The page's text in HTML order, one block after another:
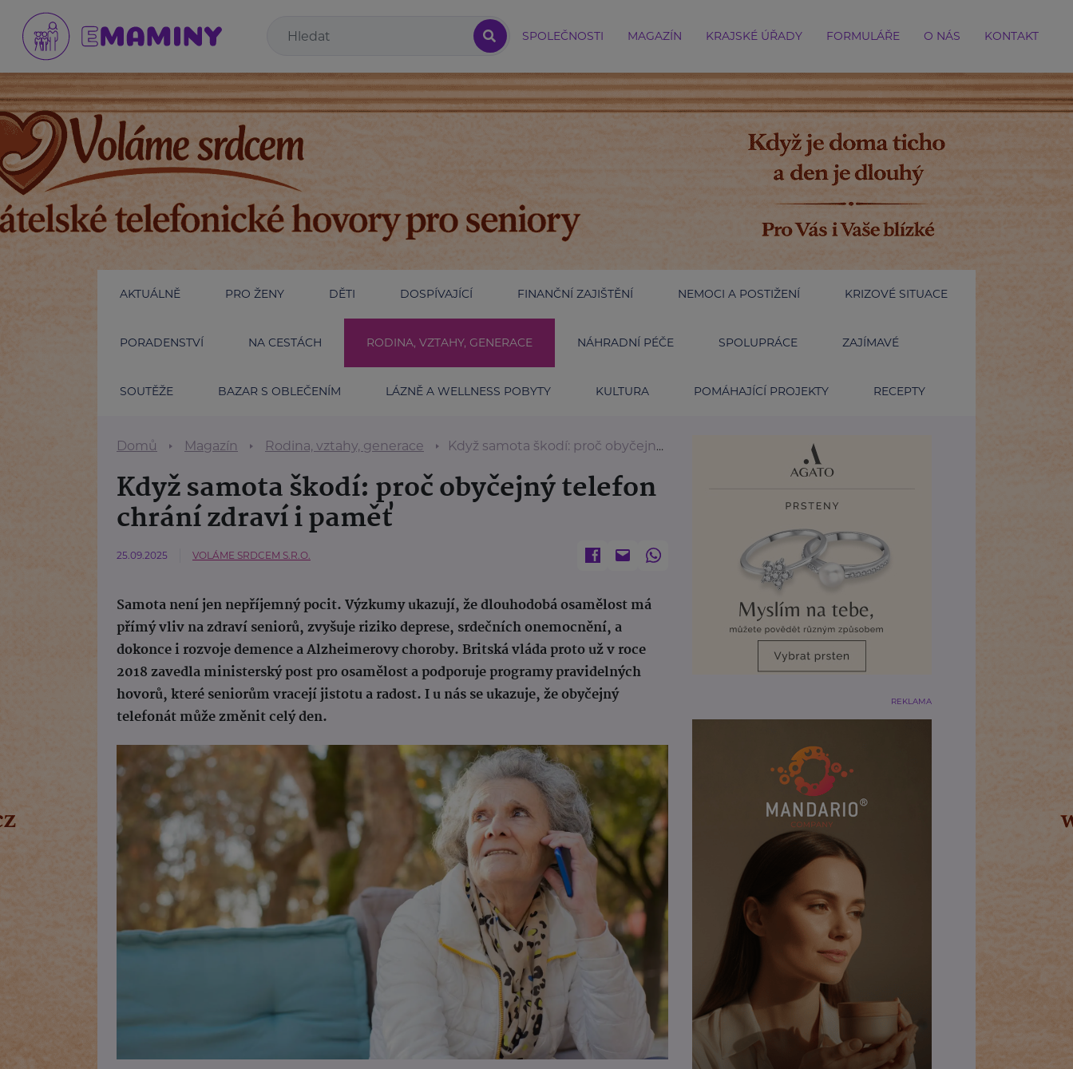
SPOLEČNOSTI MAGAZÍN KRAJSKÉ ÚŘADY FORMULÁŘE O NÁS KONTAKT
AKTUÁLNĚ PRO ŽENY DĚTI DOSPÍVAJÍCÍ FINANČNÍ ZAJIŠTĚNÍ NEMOCI A POSTIŽENÍ KRIZOVÉ SITUACE
PORADENSTVÍ NA CESTÁCH RODINA, VZTAHY, GENERACE NÁHRADNÍ PÉČE SPOLUPRÁCE ZAJÍMAVÉ
SOUTĚŽE BAZAR S OBLEČENÍM LÁZNĚ A WELLNESS POBYTY KULTURA POMÁHAJÍCÍ PROJEKTY RECEPTY
Domů Magazín Rodina, vztahy, generace Když samota škodí: proč obyčejný telefon chrání zdraví i paměť
Když samota škodí: proč obyčejný telefon
chrání zdraví i paměť
25.09.2025 VOLÁME SRDCEM S.R.O.
Samota není jen nepříjemný pocit. Výzkumy ukazují, že dlouhodobá osamělost má
přímý vliv na zdraví seniorů, zvyšuje riziko deprese, srdečních onemocnění, a
dokonce i rozvoje demence a Alzheimerovy choroby. Britská vláda proto už v roce
2018 zavedla ministerský post pro osamělost a podporuje programy pravidelných
hovorů, které seniorům vracejí jistotu a radost. I u nás se ukazuje, že obyčejný
telefonát může změnit celý den.
REKLAMA